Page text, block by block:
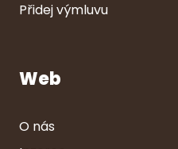
Přidej výmluvu
Web
O nás